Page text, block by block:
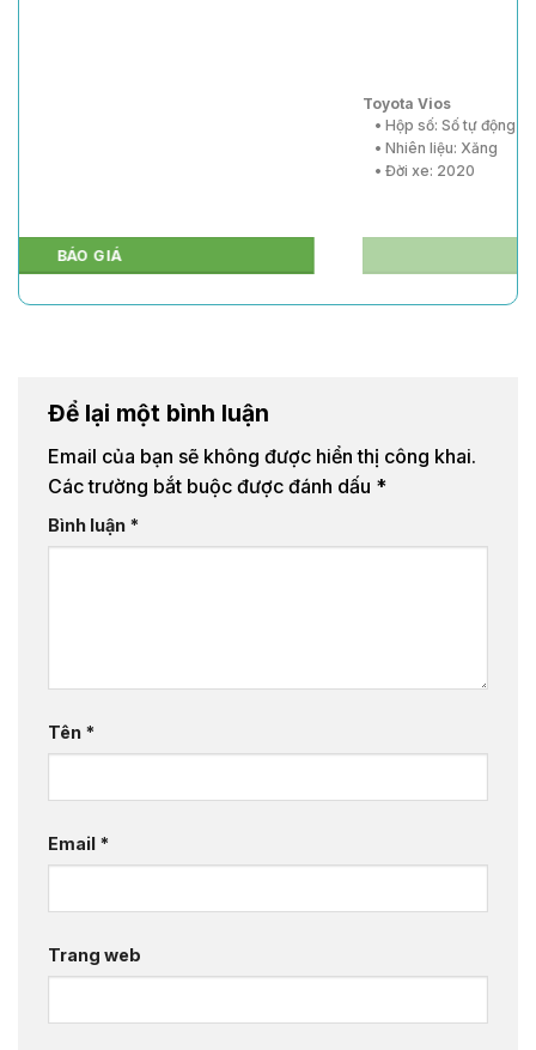
Để lại một bình luận
Email của bạn sẽ không được hiển thị công khai.
Các trường bắt buộc được đánh dấu *
Bình luận *
Tên *
Email *
Trang web